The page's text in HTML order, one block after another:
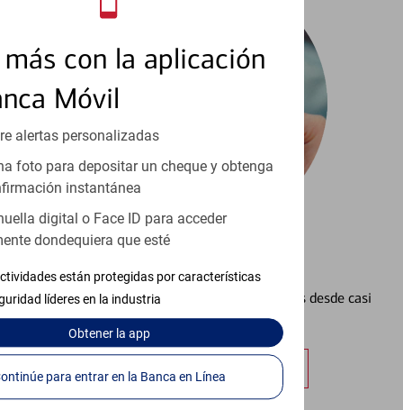
con la aplicación
Móvil
alertas personalizadas
foto para depositar un cheque y obtenga
instantánea
digital o Face ID para acceder
dondequiera que esté
están protegidas por características
líderes en la industria
Obtenerla app
Continúe para entrar en la Banca en Línea
Configurar Alertas³
Vea cómo mantener el control de sus finanzas desde casi
cualquier lugar.
Obtener más información